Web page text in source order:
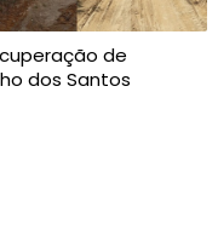
de
dos Santos